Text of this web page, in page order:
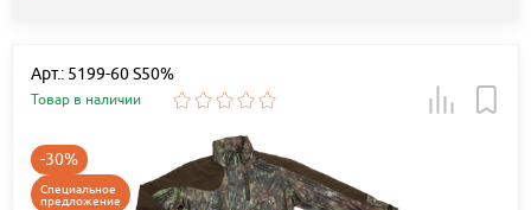
Арт.: 5199-60 S50%
Товар в наличии
-30%
Специальное
предложение